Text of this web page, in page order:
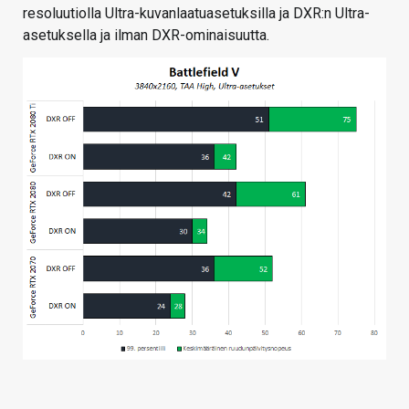
resoluutiolla Ultra-kuvanlaatuasetuksilla ja DXR:n Ultra-
asetuksella ja ilman DXR-ominaisuutta.